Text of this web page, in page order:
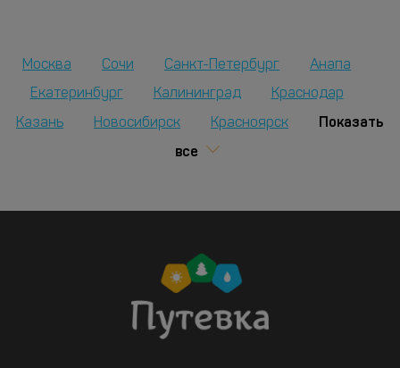
Москва Сочи Санкт-Петербург
Анапа
Екатеринбург
Калининград Краснодар
Казань Новосибирск Красноярск
Показать
все